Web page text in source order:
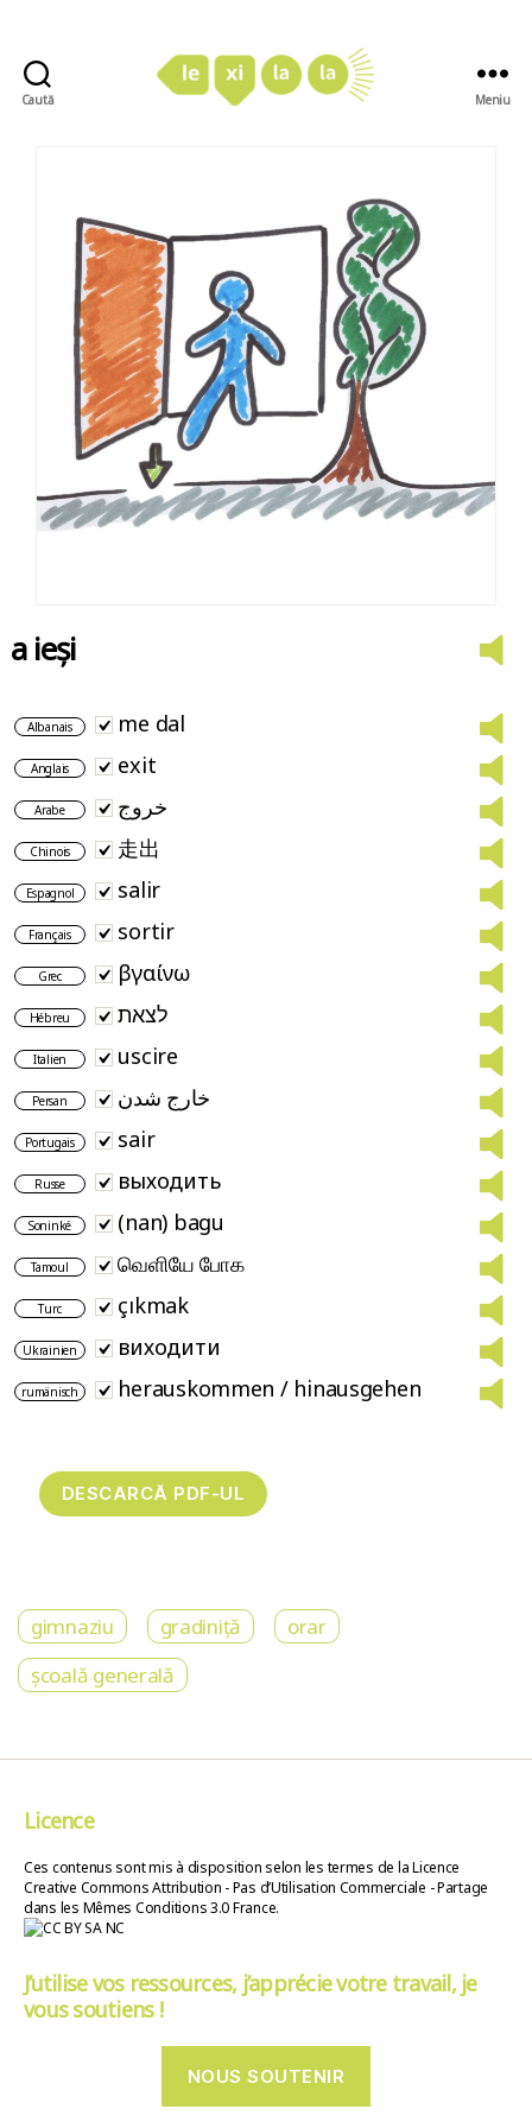
Caută Meniu
a ieși
Albanais me dal
Anglais exit
Arabe خروج
Chinois 走出
Espagnol salir
Français sortir
Grec βγαίνω
Hébreu לצאת
Italien uscire
Persan خارج شدن
Portugais sair
Russe выходить
Soninké (nan) bagu
Tamoul வெளியே போக
Turc çıkmak
Ukrainien виходити
rumänisch herauskommen / hinausgehen
gimnaziu gradiniță
orar
școală generală
Licence
Ces contenus sont mis à disposition selon les termes de la Licence
Creative Commons Attribution - Pas d’Utilisation Commerciale - Partage
dans les Mêmes Conditions 3.0 France.
J’utilise vos ressources, j’apprécie votre travail, je
vous soutiens !
NOUS SOUTENIR